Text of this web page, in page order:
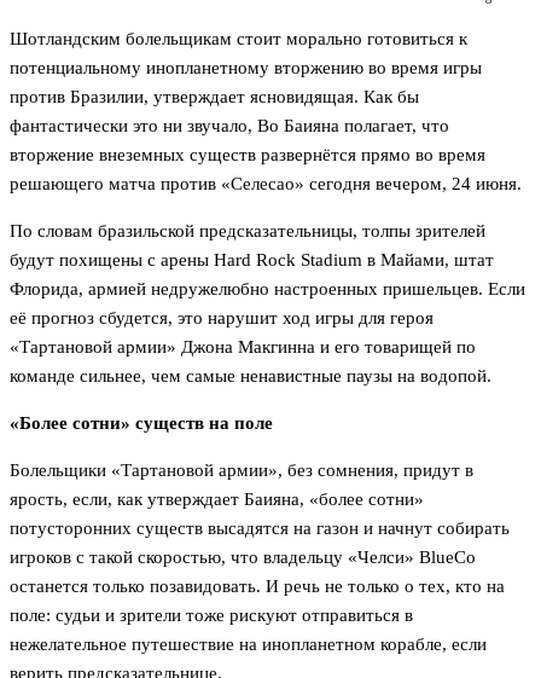
Шотландским болельщикам стоит морально готовиться к
потенциальному инопланетному вторжению во время игры
против Бразилии, утверждает ясновидящая. Как бы
фантастически это ни звучало, Во Баияна полагает, что
вторжение внеземных существ развернётся прямо во время
решающего матча против «Селесао» сегодня вечером, 24 июня.
По словам бразильской предсказательницы, толпы зрителей
будут похищены с арены Hard Rock Stadium в Майами, штат
Флорида, армией недружелюбно настроенных пришельцев. Если
её прогноз сбудется, это нарушит ход игры для героя
«Тартановой армии» Джона Макгинна и его товарищей по
команде сильнее, чем самые ненавистные паузы на водопой.
«Более сотни» существ на поле
Болельщики «Тартановой армии», без сомнения, придут в
ярость, если, как утверждает Баияна, «более сотни»
потусторонних существ высадятся на газон и начнут собирать
игроков с такой скоростью, что владельцу «Челси» BlueCo
останется только позавидовать. И речь не только о тех, кто на
поле: судьи и зрители тоже рискуют отправиться в
нежелательное путешествие на инопланетном корабле, если
верить предсказательнице.